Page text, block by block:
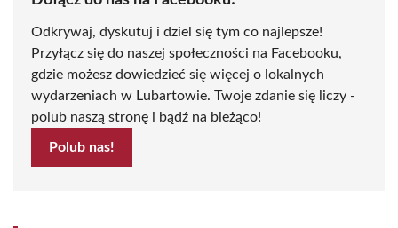
Odkrywaj, dyskutuj i dziel się tym co najlepsze!
Przyłącz się do naszej społeczności na Facebooku,
gdzie możesz dowiedzieć się więcej o lokalnych
wydarzeniach w Lubartowie. Twoje zdanie się liczy -
polub naszą stronę i bądź na bieżąco!
Polub nas!